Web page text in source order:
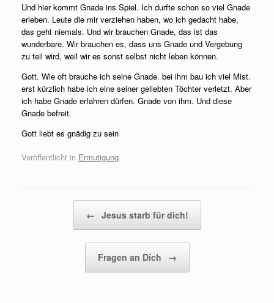
Und hier kommt Gnade ins Spiel. Ich durfte schon so viel Gnade
erleben. Leute die mir verziehen haben, wo ich gedacht habe,
das geht niemals. Und wir brauchen Gnade, das ist das
wunderbare. Wir brauchen es, dass uns Gnade und Vergebung
zu teil wird, weil wir es sonst selbst nicht leben können.
Gott. Wie oft brauche ich seine Gnade. bei ihm bau ich viel Mist.
erst kürzlich habe ich eine seiner geliebten Töchter verletzt. Aber
ich habe Gnade erfahren dürfen. Gnade von ihm. Und diese
Gnade befreit.
Gott liebt es gnädig zu sein
Veröffentlicht in Ermutigung.
← Jesus starb für dich!
Fragen an Dich →